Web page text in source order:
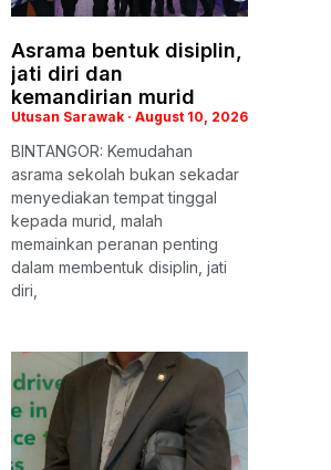
Asrama bentuk disiplin,
jati diri dan
kemandirian murid
Utusan Sarawak August 10, 2026
BINTANGOR: Kemudahan
asrama sekolah bukan sekadar
menyediakan tempat tinggal
kepada murid, malah
memainkan peranan penting
dalam membentuk disiplin, jati
diri,